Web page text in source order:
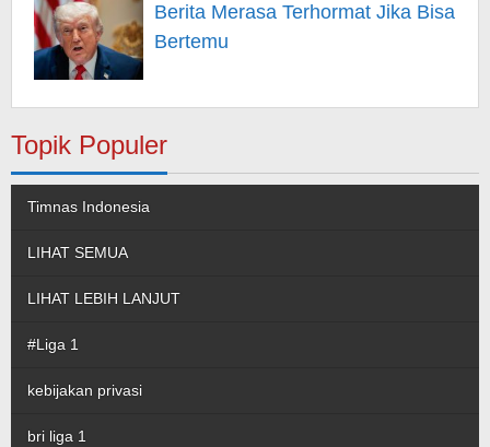
Berita Merasa Terhormat Jika Bisa
Bertemu
Topik Populer
Timnas Indonesia
LIHAT SEMUA
LIHAT LEBIH LANJUT
#Liga 1
kebijakan privasi
bri liga 1